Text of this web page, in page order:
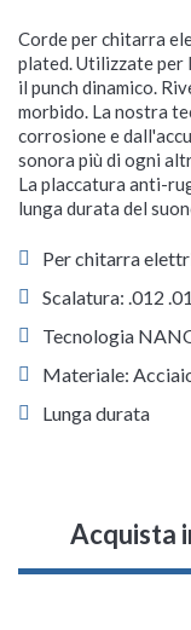
Corde per chitarra
plated. Utilizzate per
il punch dinamico.
morbido. La nostra
corrosione e
sonora più di ogni
La placcatura anti-
lunga durata del
Per chitarra
Scalatura: .012
Tecnologia
Materiale:
Lunga durata
Acquista